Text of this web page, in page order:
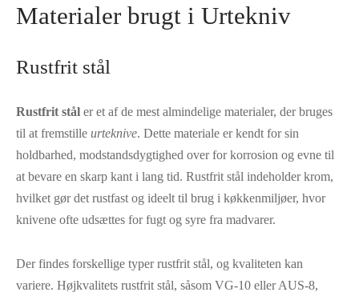
Materialer brugt i Urtekniv
Rustfrit stål
Rustfrit stål er et af de mest almindelige materialer, der bruges
til at fremstille urteknive. Dette materiale er kendt for sin
holdbarhed, modstandsdygtighed over for korrosion og evne til
at bevare en skarp kant i lang tid. Rustfrit stål indeholder krom,
hvilket gør det rustfast og ideelt til brug i køkkenmiljøer, hvor
knivene ofte udsættes for fugt og syre fra madvarer.
Der findes forskellige typer rustfrit stål, og kvaliteten kan
variere. Højkvalitets rustfrit stål, såsom VG-10 eller AUS-8,